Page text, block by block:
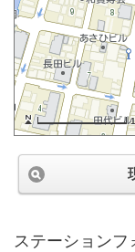
ステーションフ